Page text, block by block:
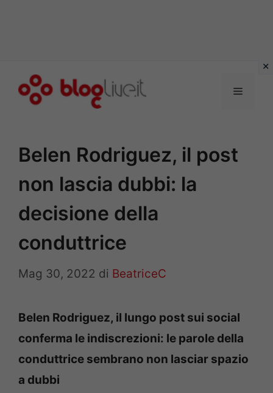
Menu
Belen Rodriguez, il post
non lascia dubbi: la
decisione della
conduttrice
Mag 30, 2022 di BeatriceC
Belen Rodriguez, il lungo post sui social
conferma le indiscrezioni: le parole della
conduttrice sembrano non lasciar spazio
a dubbi